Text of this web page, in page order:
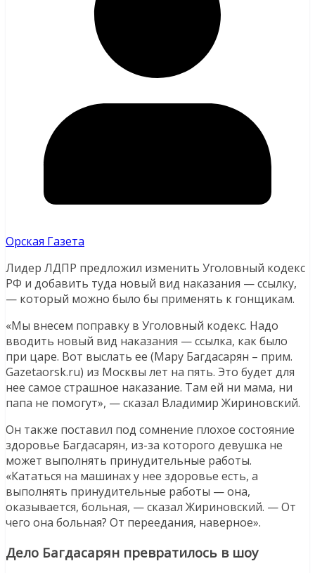
Орская Газета
Лидер ЛДПР предложил изменить Уголовный кодекс
РФ и добавить туда новый вид наказания — ссылку,
— который можно было бы применять к гонщикам.
«Мы внесем поправку в Уголовный кодекс. Надо
вводить новый вид наказания — ссылка, как было
при царе. Вот выслать ее (Мару Багдасарян – прим.
Gazetaorsk.ru) из Москвы лет на пять. Это будет для
нее самое страшное наказание. Там ей ни мама, ни
папа не помогут», — сказал Владимир Жириновский.
Он также поставил под сомнение плохое состояние
здоровье Багдасарян, из-за которого девушка не
может выполнять принудительные работы.
«Кататься на машинах у нее здоровье есть, а
выполнять принудительные работы — она,
оказывается, больная, — сказал Жириновский. — От
чего она больная? От переедания, наверное».
Дело Багдасарян превратилось в шоу